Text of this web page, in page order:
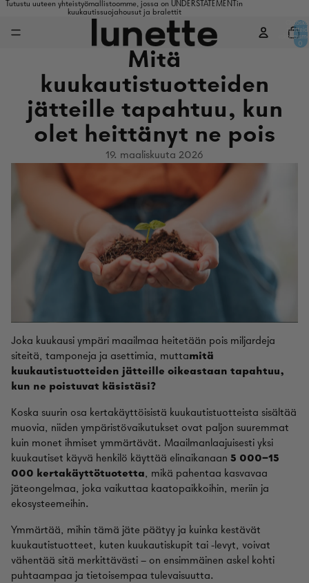
Tutustu uuteen yhteistyömallistoomme, jossa on UNDERSTATEMENTin
kuukautissuojahousut ja bralettit
0
Mitä
kuukautistuotteiden
jätteille tapahtuu, kun
olet heittänyt ne pois
19. maaliskuuta 2026
Joka kuukausi ympäri maailmaa heitetään pois miljardeja
siteitä, tamponeja ja asettimia, muttamitä
kuukautistuotteiden jätteille oikeastaan tapahtuu,
kun ne poistuvat käsistäsi?
Koska suurin osa kertakäyttöisistä kuukautistuotteista sisältää
muovia, niiden ympäristövaikutukset ovat paljon suuremmat
kuin monet ihmiset ymmärtävät. Maailmanlaajuisesti yksi
kuukautiset käyvä henkilö käyttää elinaikanaan 5 000–15
000 kertakäyttötuotetta, mikä pahentaa kasvavaa
jäteongelmaa, joka vaikuttaa kaatopaikkoihin, meriin ja
ekosysteemeihin.
Ymmärtää, mihin tämä jäte päätyy ja kuinka kestävät
kuukautistuotteet, kuten kuukautiskupit tai -levyt, voivat
vähentää sitä merkittävästi – on ensimmäinen askel kohti
puhtaampaa ja tietoisempaa tulevaisuutta.